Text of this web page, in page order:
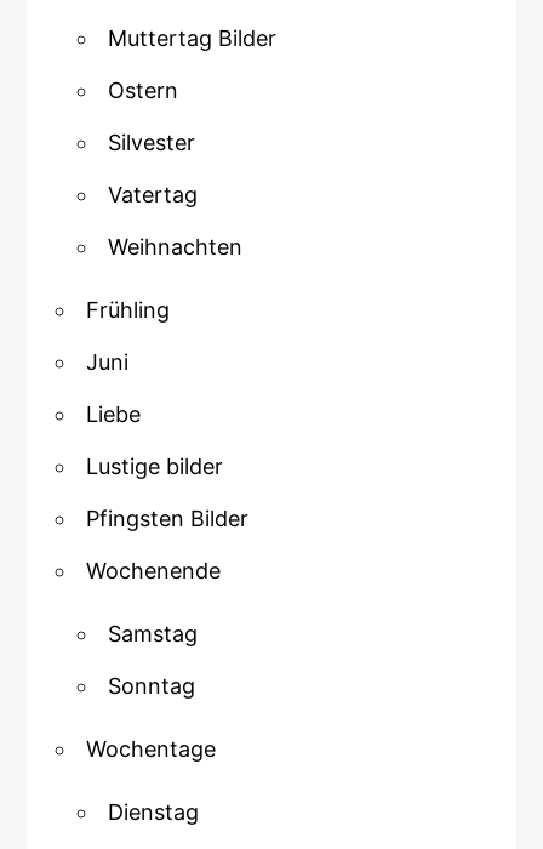
Muttertag Bilder
Ostern
Silvester
Vatertag
Weihnachten
Frühling
Juni
Liebe
Lustige bilder
Pfingsten Bilder
Wochenende
Samstag
Sonntag
Wochentage
Dienstag